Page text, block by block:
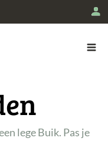
lege Buik. Pas je